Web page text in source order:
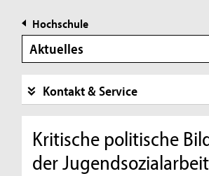
Hochschule
Aktuelles
Kontakt & Service
Kritische politische
der Jugendsozialarbeit